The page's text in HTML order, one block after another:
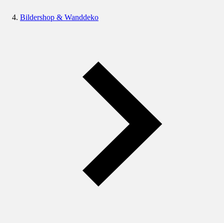
Bildershop & Wanddeko